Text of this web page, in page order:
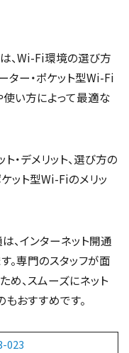
、Wi-Fi環境の選び方
ター・ポケット型Wi-Fi
い方によって最適な
・デメリット、選び方の
ット型Wi-Fiのメリッ
、インターネット開通
。専門のスタッフが面
め、スムーズにネット
おすすめです。
023